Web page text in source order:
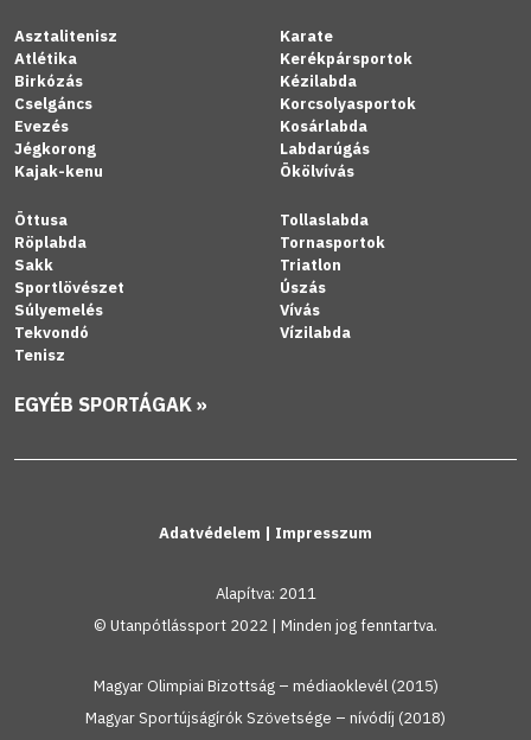
Asztalitenisz
Atlétika
Birkózás
Cselgáncs
Evezés
Jégkorong
Kajak-kenu
Karate
Kerékpársportok
Kézilabda
Korcsolyasportok
Kosárlabda
Labdarúgás
Ökölvívás
Öttusa
Röplabda
Sakk
Sportlövészet
Súlyemelés
Tekvondó
Tenisz
Tollaslabda
Tornasportok
Triatlon
Úszás
Vívás
Vízilabda
EGYÉB SPORTÁGAK »
Adatvédelem | Impresszum
Alapítva: 2011
© Utanpótlássport 2022 | Minden jog fenntartva.
Magyar Olimpiai Bizottság – médiaoklevél (2015)
Magyar Sportújságírók Szövetsége – nívódíj (2018)